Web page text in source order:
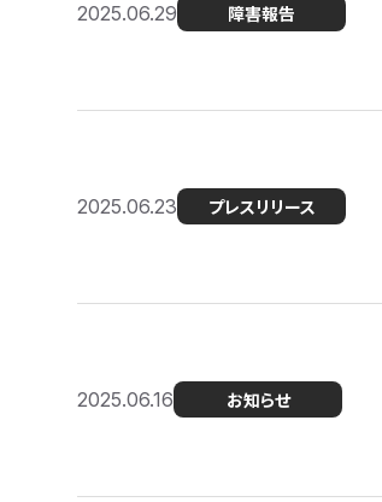
2025.06.29 障害報告
2025.06.23 プレスリリース
2025.06.16 お知らせ